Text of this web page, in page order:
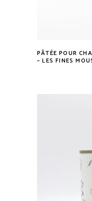
PÂTÉE POUR
– LES FINES